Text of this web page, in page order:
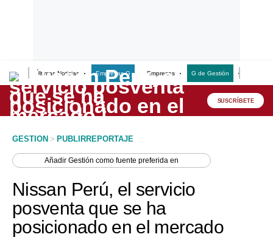
Últimas Noticias Empresas G Empresas G de Gestión
Lo último
Peru Quiosco
Economía
Mercados
SUSCRÍBETE
GESTION > PUBLIRREPORTAJE
AñadirGestión como fuente preferida en
Nissan Perú, el servicio
posventa que se ha
posicionado en el mercado